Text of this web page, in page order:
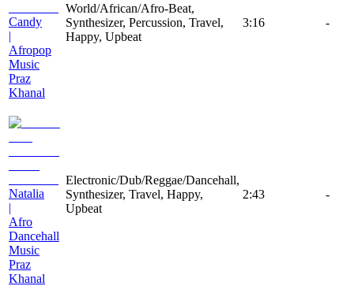
Candy
|
Afropop
Music
Praz
Khanal
World/African/Afro-Beat,
Synthesizer, Percussion, Travel,
Happy, Upbeat
3:16 -
Natalia
|
Afro
Dancehall
Music
Praz
Khanal
Electronic/Dub/Reggae/Dancehall,
Synthesizer, Travel, Happy,
Upbeat
2:43 -